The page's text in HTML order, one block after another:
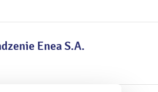
Enea S.A.